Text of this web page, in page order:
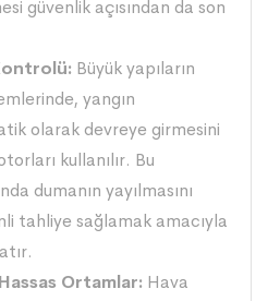
güvenlik açısından da son
Büyük yapıların
yangın
olarak devreye girmesini
kullanılır. Bu
dumanın yayılmasını
tahliye sağlamak amacıyla
Ortamlar: Hava